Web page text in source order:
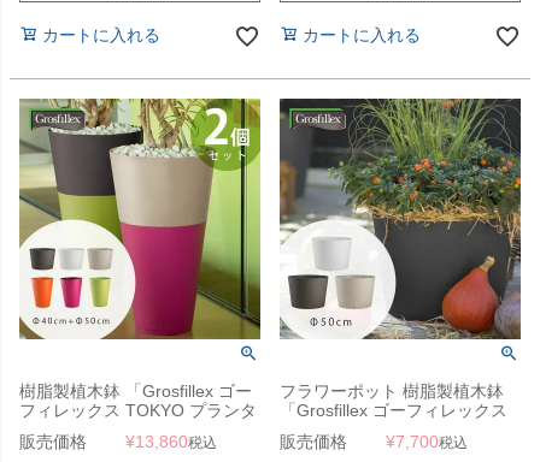
カートに入れる カートに入れる
樹脂製植木鉢 「Grosfillex ゴー
フィレックス TOKYO プランタ
ー Duo 直径40cm （約13号深
鉢） + 直径50cm （約16号）」
販売価格 ¥13,860税込
フラワーポット 樹脂製植木鉢
「Grosfillex ゴーフィレックス
TOKYO プランター Solo 直径
50cm （約16号）」
販売価格 ¥7,700税込